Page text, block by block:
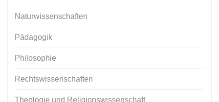
Naturwissenschaften
Pädagogik
Philosophie
Rechtswissenschaften
Theologie und Religionswissenschaft